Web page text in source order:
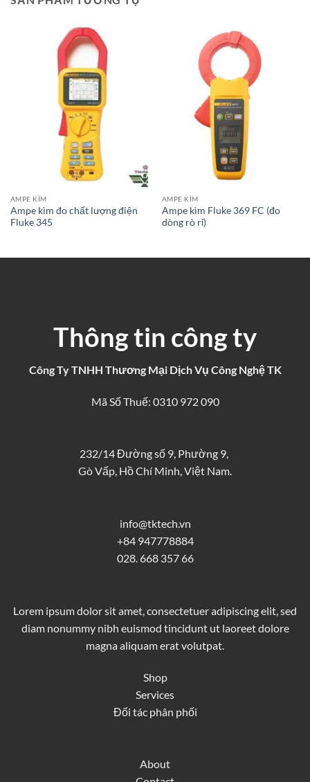
AMPE KÌM
Ampe kìm đo chất lượng điện
Fluke 345
AMPE KÌM
Ampe kìm Fluke 369 FC (đo
dòng rò rỉ)
Thông tin công ty
Công Ty TNHH Thương Mại Dịch Vụ Công Nghệ TK
Mã Số Thuế: 0310 972 090
232/14 Đường số 9, Phường 9,
Gò Vấp, Hồ Chí Minh, Việt Nam.
info@tktech.vn
+84 947778884
028. 668 357 66
Lorem ipsum dolor sit amet, consectetuer adipiscing elit, sed
diam nonummy nibh euismod tincidunt ut laoreet dolore
magna aliquam erat volutpat.
Shop
Services
Đối tác phân phối
About